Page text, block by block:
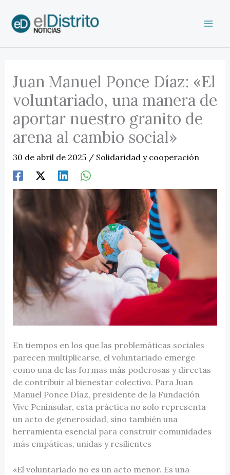
contenido
Juan Manuel Ponce Díaz: «El
voluntariado, una manera de
aportar nuestro granito de
arena al cambio social»
30 de abril de 2025 / Solidaridad y cooperación
En tiempos en los que las problemáticas sociales
parecen multiplicarse, el voluntariado emerge
como una de las formas más poderosas y directas
de contribuir al bienestar colectivo. Para Juan
Manuel Ponce Díaz, presidente de la Fundación
Vive Peninsular, esta práctica no solo representa
un acto de generosidad, sino también una
herramienta esencial para construir comunidades
más empáticas, unidas y resilientes
«El voluntariado no es un acto menor. Es una